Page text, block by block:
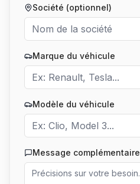
Société (optionnel)
Marque du véhicule
Modèle du véhicule
Message complémentaire